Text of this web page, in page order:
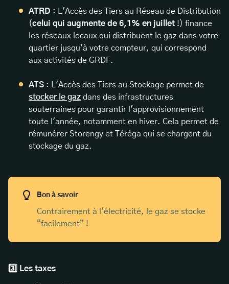
ATRD : L'Accès des Tiers au Réseau de Distribution
(celui qui augmente de 6,1% en juillet !) finance
les réseaux locaux qui distribuent le gaz dans votre
quartier jusqu'à votre compteur, qui correspond
aux activités de GRDF.
ATS : L'Accès des Tiers au Stockage permet de
stocker le gaz dans des infrastructures
souterraines pour garantir l'approvisionnement
toute l'année, notamment en hiver. Cela permet de
rémunérer Storengy et Téréga qui se chargent du
stockage du gaz.
Bon à savoir
Contrairement à l'électricité, le gaz se stocke
“facilement” !
3️⃣ Les taxes